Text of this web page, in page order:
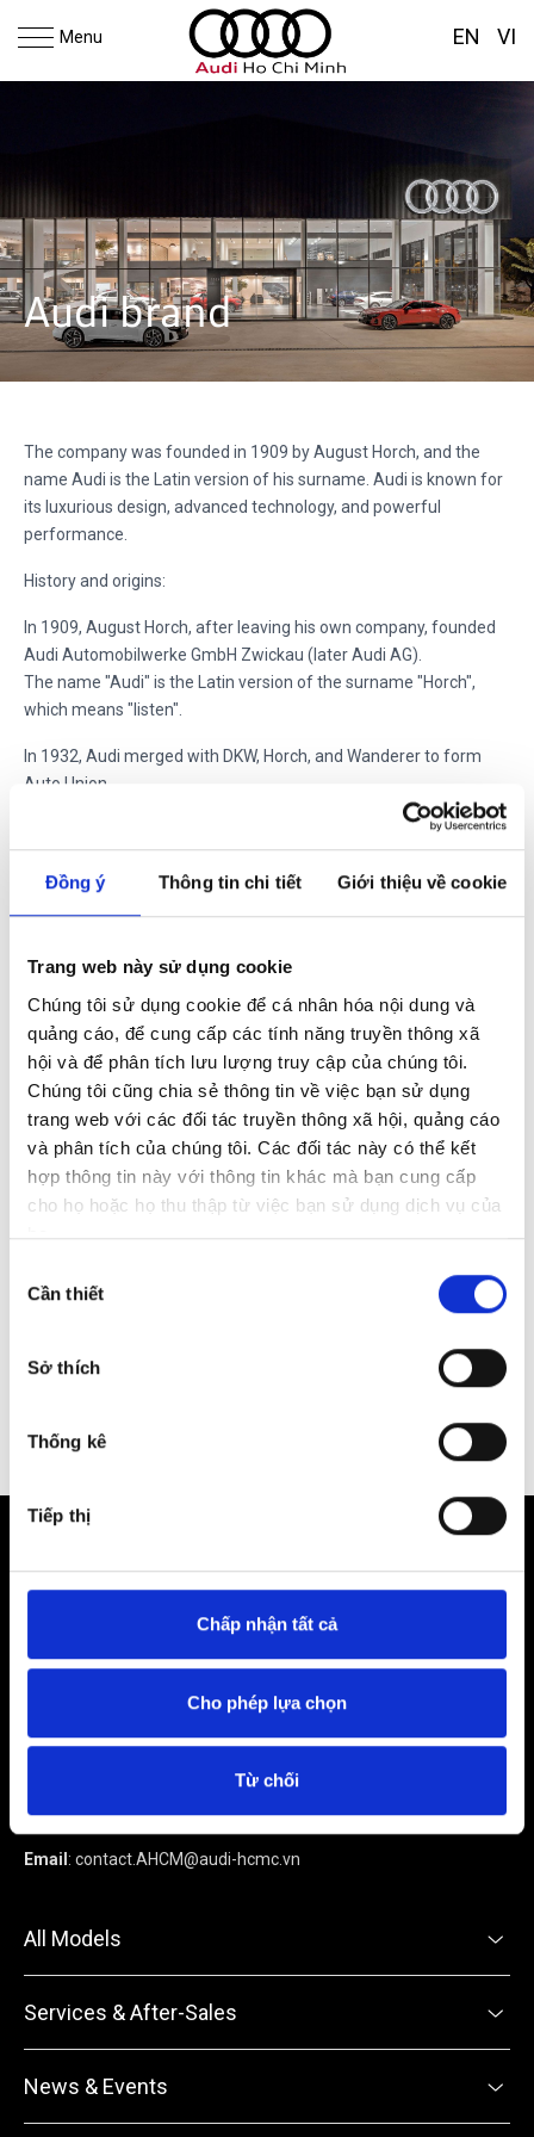
Đồng ý Thông tin chi tiết Giới thiệu về cookie
Trang web này sử dụng cookie
Chúng tôi sử dụng cookie để cá nhân hóa nội dung và
quảng cáo, để cung cấp các tính năng truyền thông xã
hội và để phân tích lưu lượng truy cập của chúng tôi.
Chúng tôi cũng chia sẻ thông tin về việc bạn sử dụng
trang web với các đối tác truyền thông xã hội, quảng cáo
và phân tích của chúng tôi. Các đối tác này có thể kết
hợp thông tin này với thông tin khác mà bạn cung cấp
cho họ hoặc họ thu thập từ việc bạn sử dụng dịch vụ của
họ.
chọn
Cần thiết
Sở thích
Thống kê
Tiếp thị
Chấp nhận tất cả
Cho phép lựa chọn
Từ chối
Menu EN VI
Audi brand
The company was founded in 1909 by August Horch, and the
name Audi is the Latin version of his surname. Audi is known for
its luxurious design, advanced technology, and powerful
performance.
History and origins:
In 1909, August Horch, after leaving his own company, founded
Audi Automobilwerke GmbH Zwickau (later Audi AG).
The name "Audi" is the Latin version of the surname "Horch",
which means "listen".
In 1932, Audi merged with DKW, Horch, and Wanderer to form
Auto Union.
In 1964, Volkswagen acquired Auto Union, and the Audi brand
Logo and meaning:
The Audi logo is four interlocking circles, representing the four
original companies of Auto Union.
The four circles symbolize unity and cooperation.
Products and position:
Audi produces a wide range of vehicles, from sedans, SUVs to
sports cars, all in the luxury segment.
powerful performance.
worldwide,
Address:No. 6B Ton Duc Thang Street, Saigon Ward, Ho Chi
Tel:0902 823 166
Email : contact.AHCM@audi-hcmc.vn
All Models
Services & After-Sales
News & Events